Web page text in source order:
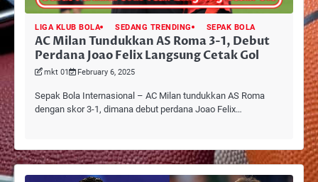
LIGA KLUB BOLA SEDANG TRENDING SEPAK BOLA
AC Milan Tundukkan AS Roma 3-1, Debut
Perdana Joao Felix Langsung Cetak Gol
mkt 01 February 6, 2025
Sepak Bola Internasional – AC Milan tundukkan AS Roma
dengan skor 3-1, dimana debut perdana Joao Felix…